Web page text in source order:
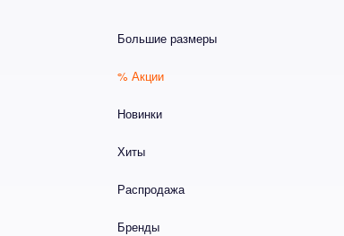
Большие размеры
% Акции
Новинки
Хиты
Распродажа
Бренды